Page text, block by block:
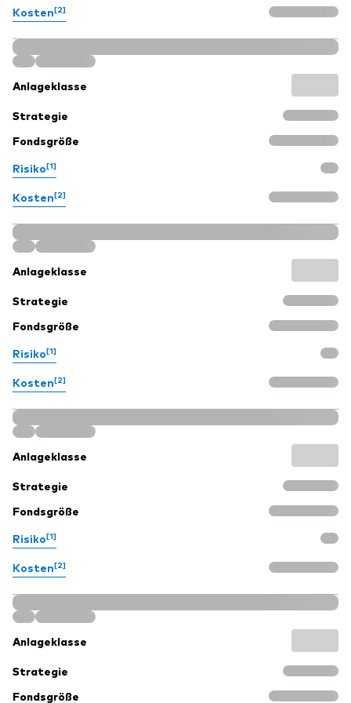
Kosten[2]
Anlageklasse
Strategie
Fondsgröße
Risiko[1]
Kosten[2]
Anlageklasse
Strategie
Fondsgröße
Risiko[1]
Kosten[2]
Anlageklasse
Strategie
Fondsgröße
Risiko[1]
Kosten[2]
Anlageklasse
Strategie
Fondsgröße